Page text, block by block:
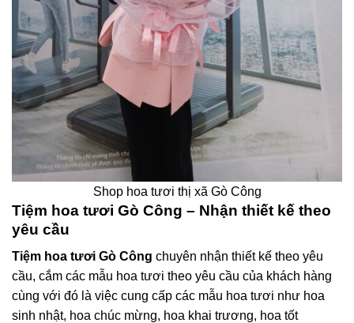
Shop hoa tươi thị xã Gò Công
Tiệm hoa tươi Gò Công – Nhận thiết kế theo
yêu cầu
Tiệm hoa tươi Gò Công chuyên nhận thiết kế theo yêu
cầu, cắm các mẫu hoa tươi theo yêu cầu của khách hàng
cùng với đó là việc cung cấp các mẫu hoa tươi như hoa
sinh nhật, hoa chúc mừng, hoa khai trương, hoa tốt